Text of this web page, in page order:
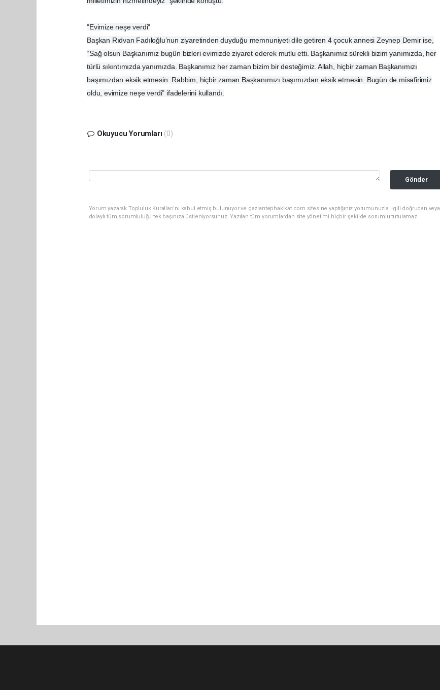
"Evimize neşe verdi"
Başkan Rıdvan Fadıloğlu’nun ziyaretinden duyduğu memnuniyeti dile getiren 4 çocuk annesi Zeynep Demir ise,
“Sağ olsun Başkanımız bugün bizleri evimizde ziyaret ederek mutlu etti. Başkanımız sürekli bizim yanımızda, her
türlü sıkıntımızda yanımızda. Başkanımız her zaman bizim bir desteğimiz. Allah, hiçbir zaman Başkanımızı
başımızdan eksik etmesin. Rabbim, hiçbir zaman Başkanımızı başımızdan eksik etmesin. Bugün de misafirimiz
oldu, evimize neşe verdi” ifadelerini kullandı.
Okuyucu Yorumları (0)
Gönder
Yorum yazarak Topluluk Kuralları’nı kabul etmiş bulunuyor ve gaziantephakikat.com sitesine yaptığınız yorumunuzla ilgili doğrudan veya
dolaylı tüm sorumluluğu tek başınıza üstleniyorsunuz. Yazılan tüm yorumlardan site yönetimi hiçbir şekilde sorumlu tutulamaz.